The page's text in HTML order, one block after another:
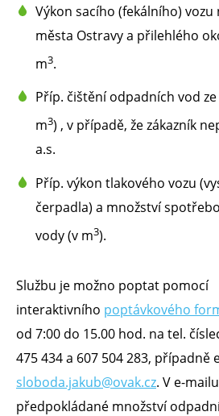
Výkon sacího (fekálního)
města Ostravy a přilehlého
m3.
Příp. čištění odpadních vod
m3) , v případě, že zákazník
a.s.
Příp. výkon tlakového vozu
čerpadla) a množství
vody (v m3).
Službu je možno poptat pomocí
interaktivního poptávkového
od 7:00 do 15.00 hod. na tel.
475 434 a 607 504 283, případně
sloboda.jakub@ovak.cz. V e-
předpokládané množství